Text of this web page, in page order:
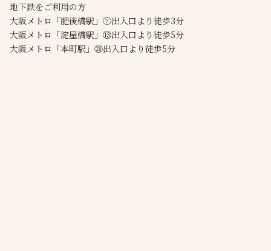
地下鉄をご利用の方
大阪メトロ「肥後橋駅」⑦出入口より徒歩3分
大阪メトロ「淀屋橋駅」⑬出入口より徒歩5分
大阪メトロ「本町駅」㉘出入口より徒歩5分